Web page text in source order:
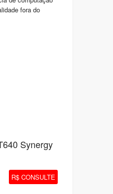
fora do
Synergy
R$ CONSULTE